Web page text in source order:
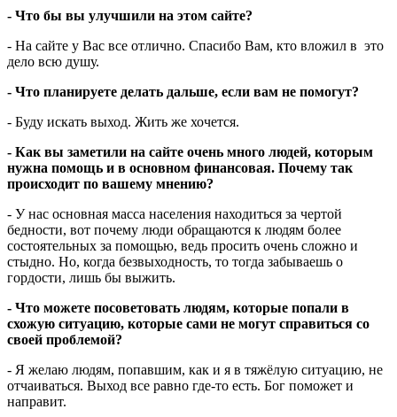
- Что бы вы улучшили на этом сайте?
- На сайте у Вас все отлично. Спасибо Вам, кто вложил в это
дело всю душу.
- Что планируете делать дальше, если вам не помогут?
- Буду искать выход. Жить же хочется.
- Как вы заметили на сайте очень много людей, которым
нужна помощь и в основном финансовая. Почему так
происходит по вашему мнению?
- У нас основная масса населения находиться за чертой
бедности, вот почему люди обращаются к людям более
состоятельных за помощью, ведь просить очень сложно и
стыдно. Но, когда безвыходность, то тогда забываешь о
гордости, лишь бы выжить.
- Что можете посоветовать людям, которые попали в
схожую ситуацию, которые сами не могут справиться со
своей проблемой?
- Я желаю людям, попавшим, как и я в тяжёлую ситуацию, не
отчаиваться. Выход все равно где-то есть. Бог поможет и
направит.